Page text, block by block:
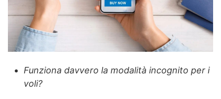
Funziona davvero la modalità incognito per i
voli?